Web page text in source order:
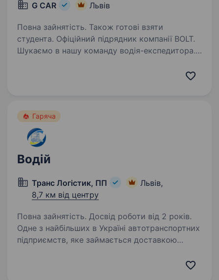
G CAR Львів
Повна зайнятість. Також готові взяти
студента. Офіційний підрядник компанії BOLT.
Шукаємо в нашу команду водія-експедитора.
Гаряча
Водій
Транс Логістик, ПП
Львів,
8,7 км від центру
Повна зайнятість. Досвід роботи від 2 років.
Одне з найбільших в Україні автотранспортних
підприємств, яке займається доставкою